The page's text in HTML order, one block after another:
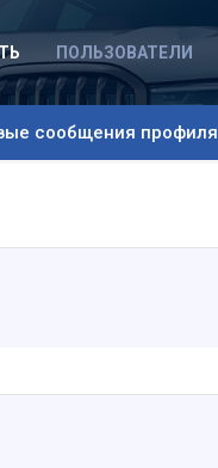
ПОЛЬЗОВАТЕЛИ
сообщения профиля